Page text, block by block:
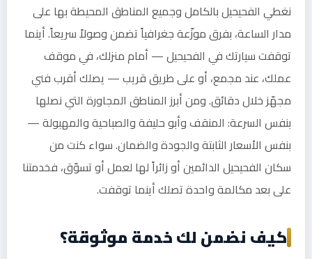
نغطي الفحيحيل بالكامل وجميع المناطق المحيطة بها على
مدار الساعة، بفرق موزّعة جغرافياً تضمن وصولاً سريعاً. أينما
توقفت سيارتك في الفحيحيل — أمام منزلك، في موقف
عملك، عند مجمع، أو على طريق قريب — يصلك أقرب فني
مجهّز خلال دقائق. ومن أبرز المناطق المجاورة التي نصلها
بنفس السرعة: المنقف وأبو حليفة والصباحية والمهبولة —
بنفس الأسعار الثابتة والجودة والضمان. سواء كنت من
سكان الفحيحيل الدائمين أو زائراً لها لعمل أو تسوّق، فخدمتنا
على بعد مكالمة واحدة تصلك أينما توقفت.
كيف نضمن لك خدمة موثوقة؟